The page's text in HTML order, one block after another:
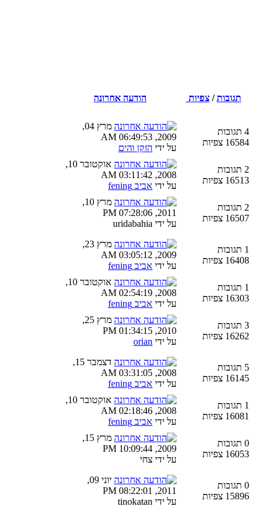
תגובות/צפיות הודעה אחרונה
4 תגובות
16584 צפיות
מרץ 04,
2009, 06:49:53 AM
על ידי הזקן והים
2 תגובות
16513 צפיות
אוקטובר 10,
2008, 03:11:42 AM
על ידי אביב fening
2 תגובות
16507 צפיות
מרץ 10,
2011, 07:28:06 PM
על ידי uridabahia
1 תגובות
16408 צפיות
מרץ 23,
2009, 03:05:12 AM
על ידי אביב fening
1 תגובות
16303 צפיות
אוקטובר 10,
2008, 02:54:19 AM
על ידי אביב fening
3 תגובות
16262 צפיות
מרץ 25,
2010, 01:34:15 PM
על ידי orian
5 תגובות
16145 צפיות
דצמבר 15,
2008, 03:31:05 AM
על ידי אביב fening
1 תגובות
16081 צפיות
אוקטובר 10,
2008, 02:18:46 AM
על ידי אביב fening
0 תגובות
16053 צפיות
מרץ 15,
2009, 10:09:44 PM
על ידי צחי
0 תגובות
15896 צפיות
יוני 09,
2011, 08:22:01 PM
על ידי tinokatan